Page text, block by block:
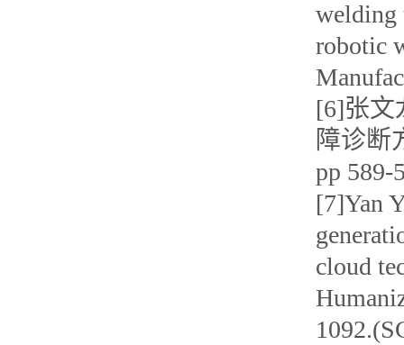
welding
robotic
[6]张文
障诊断
pp 589-
[7]Yan
cloud